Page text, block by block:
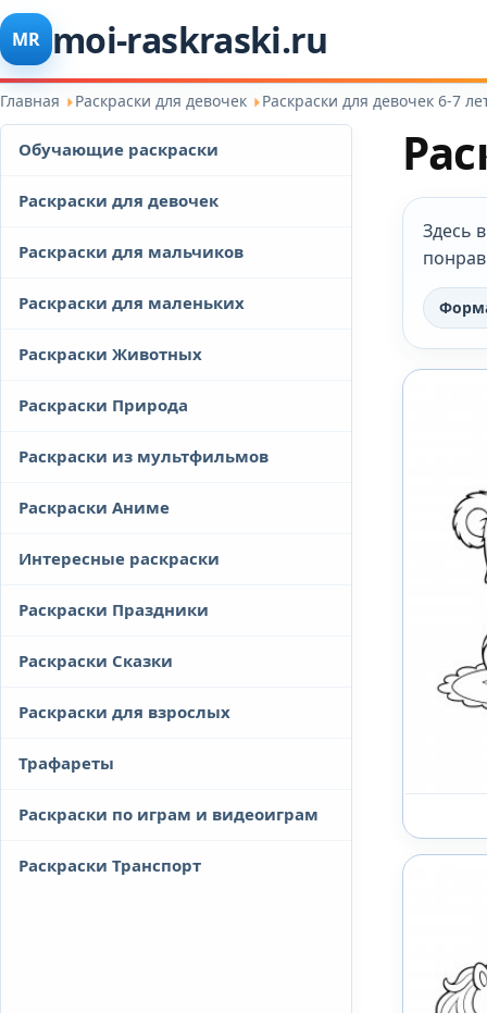
MR moi-raskraski.ru
Главная Раскраски для девочек Раскраски для девочек 6-7
Обучающие раскраски
Раскраски для девочек
Раскраски для мальчиков
Раскраски для маленьких
Раскраски Животных
Раскраски Природа
Раскраски из мультфильмов
Раскраски Аниме
Интересные раскраски
Раскраски Праздники
Раскраски Сказки
Раскраски для взрослых
Трафареты
Раскраски по играм и видеоиграм
Раскраски Транспорт
Здесь